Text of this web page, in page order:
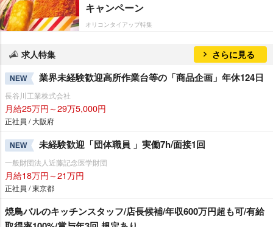
キャンペーン
オリコンタイアップ特集
求人特集 さらに見る
NEW 業界未経験歓迎高所作業台等の「商品企画」年休124日
長谷川工業株式会社
月給25万円～29万5,000円
正社員 / 大阪府
NEW 未経験歓迎「団体職員 」実働7h/面接1回
一般財団法人近藤記念医学財団
月給18万円～21万円
正社員 / 東京都
焼鳥バルのキッチンスタッフ/店長候補/年収600万円超も可/有給